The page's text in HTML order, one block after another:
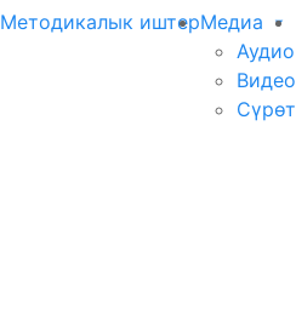
Методикалык иштерМедиа
Аудио
Видео
Сүрөт